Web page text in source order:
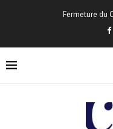
Fermeture du